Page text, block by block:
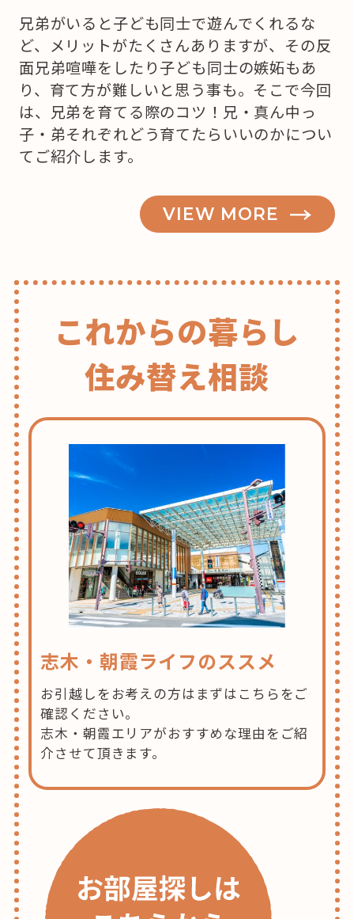
兄弟がいると子ども同士で遊んでくれるな
ど、メリットがたくさんありますが、その反
面兄弟喧嘩をしたり子ども同士の嫉妬もあ
り、育て方が難しいと思う事も。そこで今回
は、兄弟を育てる際のコツ！兄・真ん中っ
子・弟それぞれどう育てたらいいのかについ
てご紹介します。
VIEW MORE
これからの暮らし
住み替え相談
志木・朝霞ライフのススメ
お引越しをお考えの方はまずはこちらをご
確認ください。
志木・朝霞エリアがおすすめな理由をご紹
介させて頂きます。